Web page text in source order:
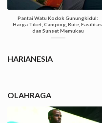
Pantai Watu Kodok Gunungkidul:
Harga Tiket, Camping, Rute, Fasilitas,
dan Sunset Memukau
HARIANESIA
OLAHRAGA